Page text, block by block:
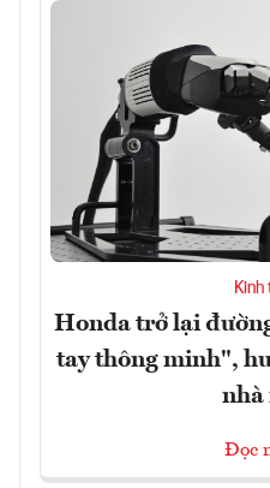
Kinh
Honda trở lại
tay thông minh",
nhà
Đọc